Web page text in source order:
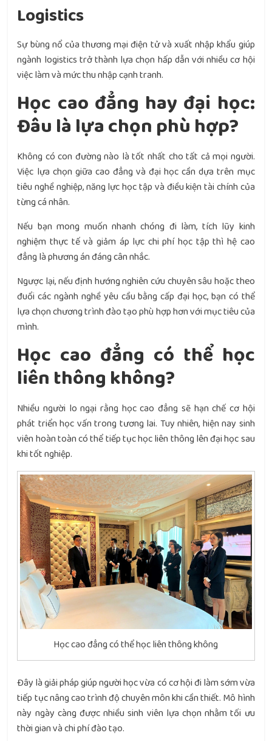
Logistics
Sự bùng nổ của thương mại điện tử và xuất nhập khẩu giúp
ngành logistics trở thành lựa chọn hấp dẫn với nhiều cơ hội
việc làm và mức thu nhập cạnh tranh.
Học cao đẳng hay đại học:
Đâu là lựa chọn phù hợp?
Không có con đường nào là tốt nhất cho tất cả mọi người.
Việc lựa chọn giữa cao đẳng và đại học cần dựa trên mục
tiêu nghề nghiệp, năng lực học tập và điều kiện tài chính của
từng cá nhân.
Nếu bạn mong muốn nhanh chóng đi làm, tích lũy kinh
nghiệm thực tế và giảm áp lực chi phí học tập thì hệ cao
đẳng là phương án đáng cân nhắc.
Ngược lại, nếu định hướng nghiên cứu chuyên sâu hoặc theo
đuổi các ngành nghề yêu cầu bằng cấp đại học, bạn có thể
lựa chọn chương trình đào tạo phù hợp hơn với mục tiêu của
mình.
Học cao đẳng có thể học
liên thông không?
Nhiều người lo ngại rằng học cao đẳng sẽ hạn chế cơ hội
phát triển học vấn trong tương lai. Tuy nhiên, hiện nay sinh
viên hoàn toàn có thể tiếp tục học liên thông lên đại học sau
khi tốt nghiệp.
Học cao đẳng có thể học liên thông không
Đây là giải pháp giúp người học vừa có cơ hội đi làm sớm vừa
tiếp tục nâng cao trình độ chuyên môn khi cần thiết. Mô hình
này ngày càng được nhiều sinh viên lựa chọn nhằm tối ưu
thời gian và chi phí đào tạo.